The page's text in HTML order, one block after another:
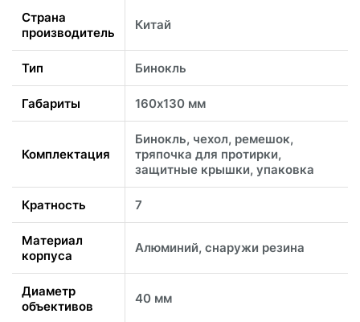
Страна
производитель
Китай
Тип Бинокль
Габариты 160х130 мм
Комплектация
Бинокль, чехол, ремешок,
тряпочка для протирки,
защитные крышки, упаковка
Кратность 7
Материал
корпуса
Алюминий, снаружи резина
Диаметр
объективов
40 мм